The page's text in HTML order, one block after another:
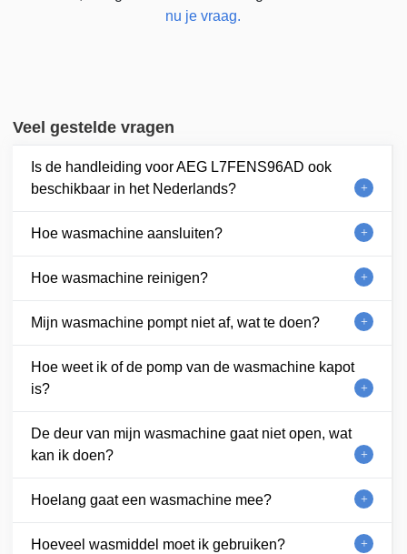
nu je vraag.
Veel gestelde vragen
Is de handleiding voor AEG L7FENS96AD ook
beschikbaar in het Nederlands?
Hoe wasmachine aansluiten?
Hoe wasmachine reinigen?
Mijn wasmachine pompt niet af, wat te doen?
Hoe weet ik of de pomp van de wasmachine kapot
is?
De deur van mijn wasmachine gaat niet open, wat
kan ik doen?
Hoelang gaat een wasmachine mee?
Hoeveel wasmiddel moet ik gebruiken?